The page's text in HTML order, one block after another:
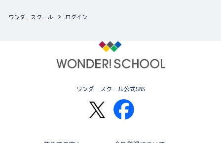
ワンダースクール ログイン
ワンダースクール公式SNS